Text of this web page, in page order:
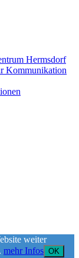
Hermsdorf
Kommunikation
weiter
mehr Infos OK